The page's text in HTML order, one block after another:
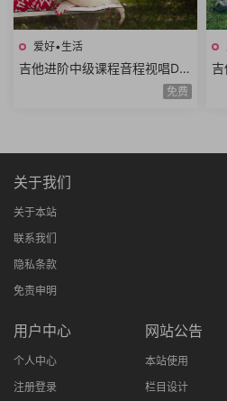
爱好•生活
吉他进阶中级课程音程视唱D调
和弦靠弦练习扫弦基础强五和
免费
关于我们
关于本站
联系我们
隐私条款
免责申明
用户中心
个人中心
注册登录
网站公告
本站使用
栏目设计